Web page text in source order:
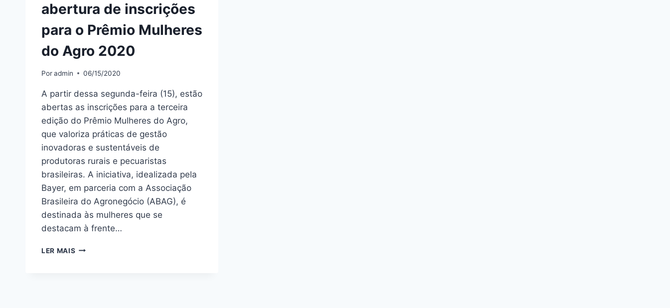
abertura de inscrições
para o Prêmio Mulheres
do Agro 2020
Poradmin 06/15/2020
A partir dessa segunda-feira (15), estão
abertas as inscrições para a terceira
edição do Prêmio Mulheres do Agro,
que valoriza práticas de gestão
inovadoras e sustentáveis de
produtoras rurais e pecuaristas
brasileiras. A iniciativa, idealizada pela
Bayer, em parceria com a Associação
Brasileira do Agronegócio (ABAG), é
destinada às mulheres que se
destacam à frente…
LER MAIS